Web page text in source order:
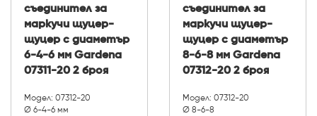
съединител за
маркучи щуцер-
щуцер с диаметър
6-4-6 мм Gardena
07311-20 2 броя
Модел: 07312-20
Ø 6-4-6 мм
съединител за
маркучи щуцер-
щуцер с диаметър
8-6-8 мм Gardena
07312-20 2 броя
Модел: 07312-20
Ø 8-6-8